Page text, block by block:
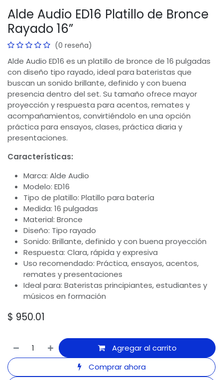
Alde Audio ED16 Platillo de Bronce
Rayado 16”
(0 reseña)
Alde Audio ED16 es un platillo de bronce de 16 pulgadas
con diseño tipo rayado, ideal para bateristas que
buscan un sonido brillante, definido y con buena
presencia dentro del set. Su tamaño ofrece mayor
proyección y respuesta para acentos, remates y
acompañamientos, convirtiéndolo en una opción
práctica para ensayos, clases, práctica diaria y
presentaciones.
Características:
Marca: Alde Audio
Modelo: ED16
Tipo de platillo: Platillo para batería
Medida: 16 pulgadas
Material: Bronce
Diseño: Tipo rayado
Sonido: Brillante, definido y con buena proyección
Respuesta: Clara, rápida y expresiva
Uso recomendado: Práctica, ensayos, acentos,
remates y presentaciones
Ideal para: Bateristas principiantes, estudiantes y
músicos en formación
$ 950.01
Agregar al carrito
Comprar ahora